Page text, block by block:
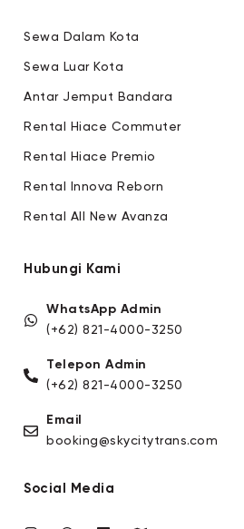
Sewa Dalam Kota
Sewa Luar Kota
Antar Jemput Bandara
Rental Hiace Commuter
Rental Hiace Premio
Rental Innova Reborn
Rental All New Avanza
Hubungi Kami
WhatsApp Admin
(+62) 821-4000-3250
Telepon Admin
(+62) 821-4000-3250
Email
booking@skycitytrans.com
Social Media